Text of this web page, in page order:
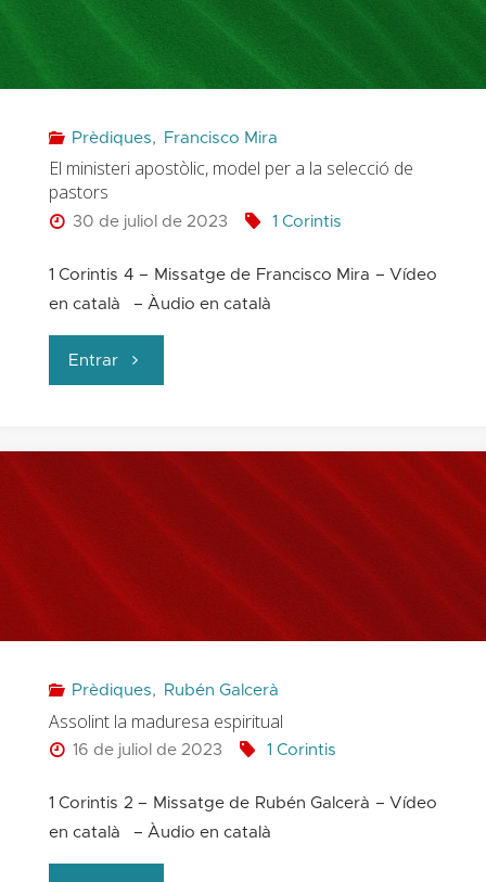
i
Prèdiques, Francisco Mira
El ministeri apostòlic, model per a la selecció de
pastors
30 de juliol de 2023 1 Corintis
1 Corintis 4 – Missatge de Francisco Mira – Vídeo
en català – Àudio en català
Entrar"El
apostòlic,
selecció
de
pastors"
Prèdiques, Rubén Galcerà
Assolint la maduresa espiritual
16 de juliol de 2023 1 Corintis
1 Corintis 2 – Missatge de Rubén Galcerà – Vídeo
en català – Àudio en català